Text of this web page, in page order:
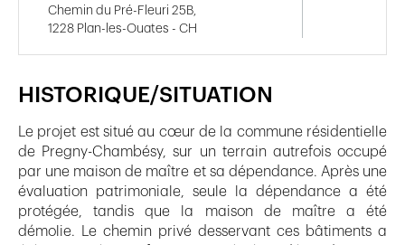
HISTORIQUE/SITUATION
Le projet est situé au cœur de la commune résidentielle
de Pregny-Chambésy, sur un terrain autrefois occupé
par une maison de maître et sa dépendance. Après une
évaluation patrimoniale, seule la dépendance a été
protégée, tandis que la maison de maître a été
démolie. Le chemin privé desservant ces bâtiments a
Chemin du Pré-Fleuri 25B,
1228 Plan-les-Ouates - CH